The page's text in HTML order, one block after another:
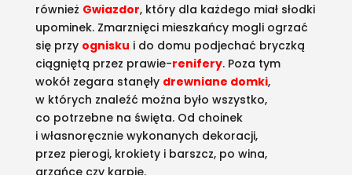
również Gwiazdor, który dla każdego miał słodki
upominek. Zmarznięci mieszkańcy mogli ogrzać
się przy ognisku i do domu podjechać bryczką
ciągniętą przez prawie-renifery. Poza tym
wokół zegara stanęły drewniane domki,
w których znaleźć można było wszystko,
co potrzebne na święta. Od choinek
i własnoręcznie wykonanych dekoracji,
przez pierogi, krokiety i barszcz, po wina,
grzańce czy karpie.